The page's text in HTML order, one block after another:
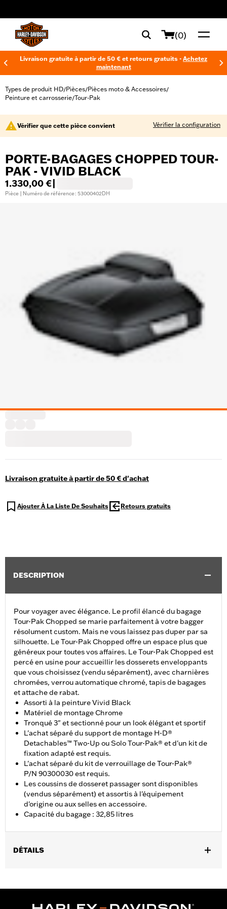
(0)
Livraison gratuite à partir de 50 € et retours gratuits - Achetez
maintenant
Types de produit HD/Pièces/Pièces moto & Accessoires/
Peinture et carrosserie/Tour-Pak
Vérifier que cette pièce convient Vérifier la configuration
PORTE-BAGAGES CHOPPED TOUR-
PAK - VIVID BLACK
1.330,00 €
Pièce | Numéro de référence : 53000402DH
Livraison gratuite à partir de 50 € d'achat
Ajouter À La Liste De Souhaits Retours gratuits
DESCRIPTION
Pour voyager avec élégance. Le profil élancé du bagage
Tour-Pak Chopped se marie parfaitement à votre bagger
résolument custom. Mais ne vous laissez pas duper par sa
silhouette. Le Tour-Pak Chopped offre un espace plus que
généreux pour toutes vos affaires. Le Tour-Pak Chopped est
percé en usine pour accueillir les dosserets enveloppants
que vous choisissez (vendu séparément), avec charnières
chromées, verrou automatique chromé, tapis de bagages
et attache de rabat.
Assorti à la peinture Vivid Black
Matériel de montage Chrome
Tronqué 3" et sectionné pour un look élégant et sportif
L'achat séparé du support de montage H-D®
Detachables™ Two-Up ou Solo Tour-Pak® et d'un kit de
fixation adapté est requis.
L'achat séparé du kit de verrouillage de Tour-Pak®
P/N 90300030 est requis.
Les coussins de dosseret passager sont disponibles
(vendus séparément) et assortis à l'équipement
d'origine ou aux selles en accessoire.
Capacité du bagage : 32,85 litres
DÉTAILS
support de montage pour Tour-Pak® solo ou duo amovible H-D®